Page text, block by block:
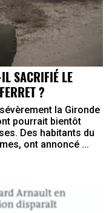
SACRIFIÉ LE
?
la Gironde
pourrait bientôt
Des habitants du
ont annoncé ...